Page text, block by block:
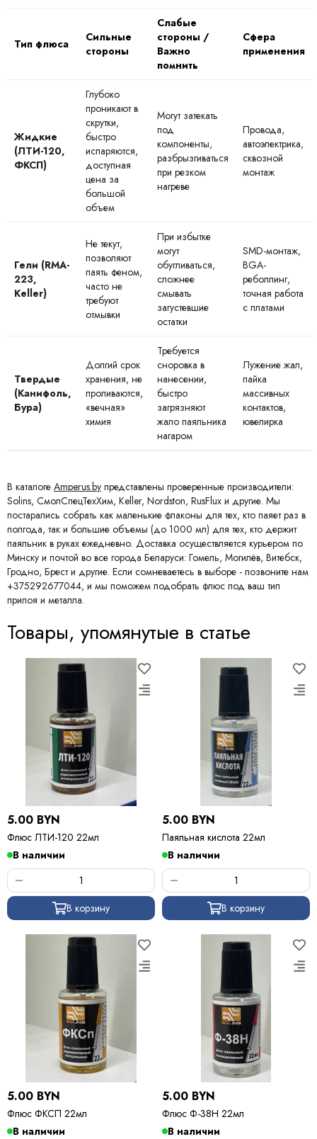
Тип флюса
Сильные
стороны
Слабые
стороны /
Важно
помнить
Сфера
применения
Жидкие
(ЛТИ-120,
ФКСП)
Глубоко
проникают в
скрутки,
быстро
испаряются,
доступная
цена за
большой
объем
Могут затекать
под
компоненты,
разбрызгиваться
при резком
нагреве
Провода,
автоэлектрика,
сквозной
монтаж
Гели (RMA-
223,
Keller)
Не текут,
позволяют
паять феном,
часто не
требуют
отмывки
При избытке
могут
обугливаться,
сложнее
смывать
загустевшие
остатки
SMD-монтаж,
BGA-
реболлинг,
точная работа
с платами
Твердые
(Канифоль,
Бура)
Долгий срок
хранения, не
проливаются,
«вечная»
химия
Требуется
сноровка в
нанесении,
быстро
загрязняют
жало паяльника
нагаром
Лужение жал,
пайка
массивных
контактов,
ювелирка
В каталоге Amperus.by представлены проверенные производители:
Solins, СмолСпецТехХим, Keller, Nordston, RusFlux и другие. Мы
постарались собрать как маленькие флаконы для тех, кто паяет раз в
полгода, так и большие объемы (до 1000 мл) для тех, кто держит
паяльник в руках ежедневно. Доставка осуществляется курьером по
Минску и почтой во все города Беларуси: Гомель, Могилёв, Витебск,
Гродно, Брест и другие. Если сомневаетесь в выборе - позвоните нам
+375292677044, и мы поможем подобрать флюс под ваш тип
припоя и металла.
Товары, упомянутые в статье
5.00 BYN
Флюс ЛТИ-120 22мл
В наличии
В корзину
5.00 BYN
Паяльная кислота 22мл
В наличии
В корзину
5.00 BYN
Флюс ФКСП 22мл
В наличии
5.00 BYN
Флюс Ф-38Н 22мл
В наличии